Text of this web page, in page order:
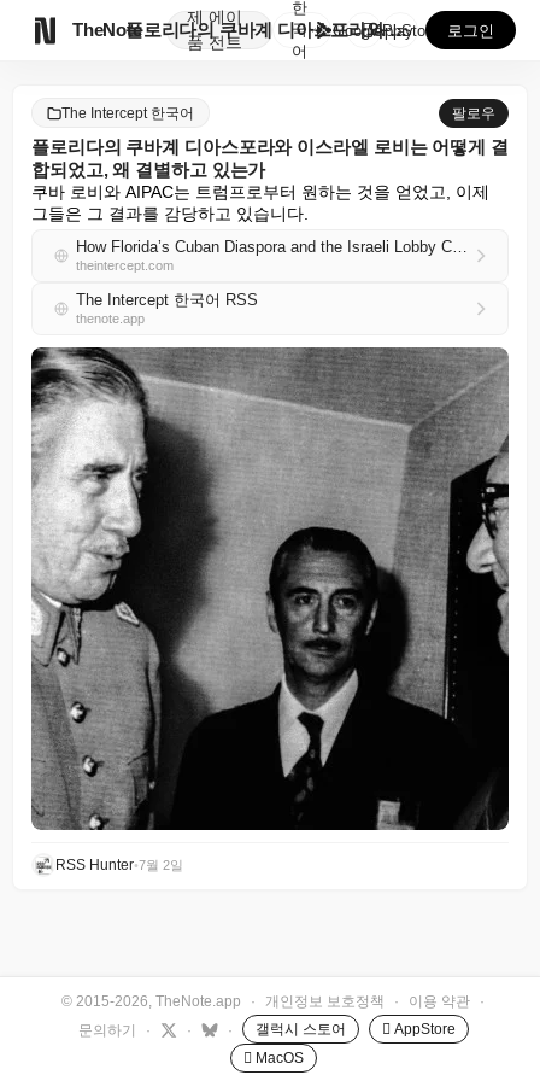
TheNote
제
품
에이
전트
플로리다의 쿠바계 디아스포라와 이스라엘 로비는 어떻게 ...
한
국
어
GooglePlay
AppStore 로그인
The Intercept 한국어 팔로우
플로리다의 쿠바계 디아스포라와 이스라엘 로비는 어떻게 결
합되었고, 왜 결별하고 있는가
쿠바 로비와 AIPAC는 트럼프로부터 원하는 것을 얻었고, 이제
그들은 그 결과를 감당하고 있습니다.
How Florida’s Cuban Diaspora and the Israeli Lobby Came Together — and Are Coming Apart
theintercept.com
The Intercept 한국어 RSS
thenote.app
RSS Hunter•7월 2일
© 2015-2026, TheNote.app · 개인정보 보호정책 · 이용 약관
·
문의하기
· · · 갤럭시 스토어
 AppStore
 MacOS